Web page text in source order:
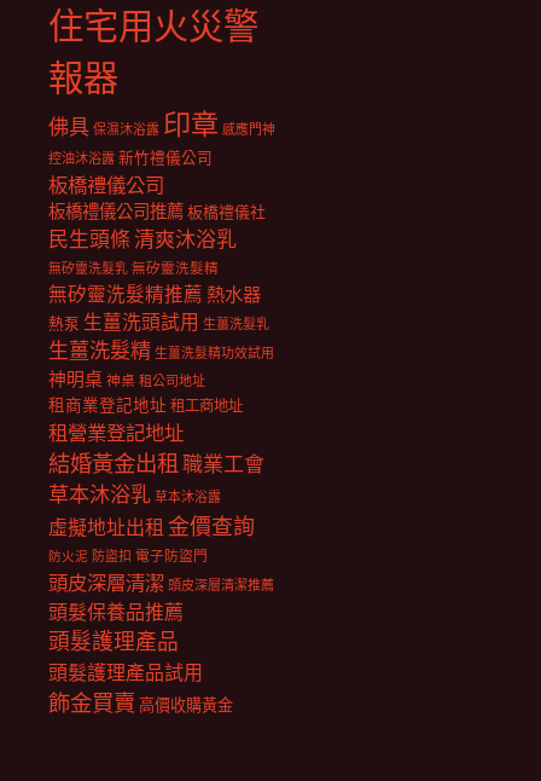
住宅用火災警
報器
佛具 保濕沐浴露 印章 感應門神
控油沐浴露 新竹禮儀公司
板橋禮儀公司
板橋禮儀公司推薦板橋禮儀社
民生頭條清爽沐浴乳
無矽靈洗髮乳 無矽靈洗髮精
無矽靈洗髮精推薦 熱水器
熱泵 生薑洗頭試用 生薑洗髮乳
生薑洗髮精 生薑洗髮精功效試用
神明桌 神桌 租公司地址
租商業登記地址 租工商地址
租營業登記地址
結婚黃金出租職業工會
草本沐浴乳 草本沐浴露
虛擬地址出租 金價查詢
防火泥 防盜扣 電子防盜門
頭皮深層清潔 頭皮深層清潔推薦
頭髮保養品推薦
頭髮護理產品
頭髮護理產品試用
飾金買賣 高價收購黃金